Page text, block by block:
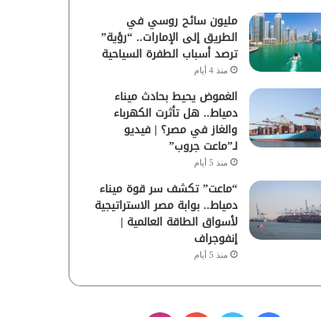
مليون سائح روسي في
الطريق إلى الإمارات.. “رؤية”
ترصد أسباب الطفرة السياحية
منذ 4 أيام
الغموض يحيط بحادث ميناء
دمياط.. هل تأثرت الكهرباء
والغاز في مصر؟ | فيديو
لـ”ماعت جروب”
منذ 5 أيام
“ماعت” تكشف سر قوة ميناء
دمياط.. بوابة مصر الاستراتيجية
لأسواق الطاقة العالمية |
إنفوجراف
منذ 5 أيام